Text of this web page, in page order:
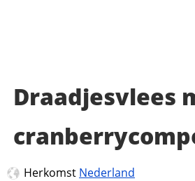
Draadjesvlees
Herkomst Nederland